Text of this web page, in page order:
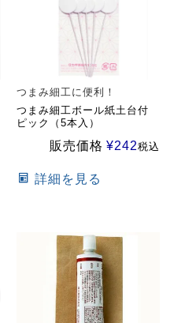
つまみ細工に便利！
つまみ細工ボール紙土台付
ピック（5本入）
販売価格 ¥242税込
詳細を見る